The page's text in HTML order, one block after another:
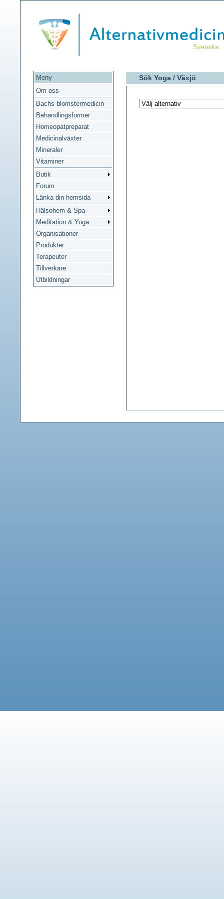
Svenska
Meny
Om oss
Bachs blomstermedicin
Behandlingsformer
Homeopatpreparat
Medicinalväxter
Mineraler
Vitaminer
Butik
Forum
Länka din hemsida
Hälsohem & Spa
Meditation & Yoga
Organisationer
Produkter
Terapeuter
Tillverkare
Utbildningar
Sök Yoga / Växjö